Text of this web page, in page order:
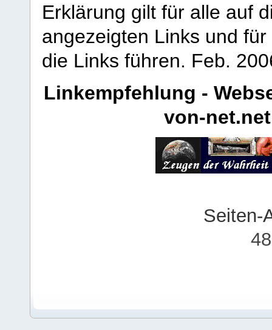
Erklärung gilt für alle auf
angezeigten Links und
die Links führen. Feb.
Linkempfehlung -
von-net.net
Seiten-